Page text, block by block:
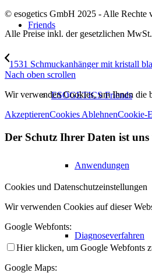
Friends
ESOGETICS Friends
Anwendungen
Diagnoseverfahren
© esogetics GmbH 2025 - Alle Rechte
Alle Preise inkl. der gesetzlichen MwSt.
1531 Schmuckanhänger mit kristall
Nach oben scrollen
Wir verwenden Cookies, um Ihnen die
AkzeptierenCookies AblehnenCookie-
Der Schutz Ihrer Daten ist
Cookies und Datenschutzeinstellungen
Wir verwenden Cookies auf dieser
Google Webfonts:
Hier klicken, um Google Webfonts
Google Maps: